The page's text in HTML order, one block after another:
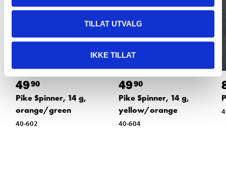
TILLAT UTVALG
IKKE TILLAT
4990
Pike Spinner, 14 g,
orange/green
40-602
4990
Pike Spinner, 14 g,
yellow/orange
40-604